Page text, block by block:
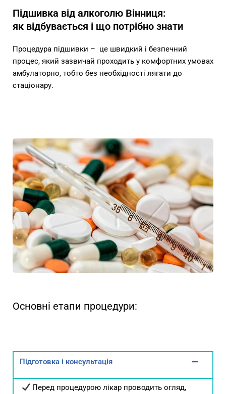
Підшивка від алкоголю Вінниця:
як відбувається і що потрібно знати
Процедура підшивки – це швидкий і безпечний
процес, який зазвичай проходить у комфортних умовах
амбулаторно, тобто без необхідності лягати до
стаціонару.
Основні етапи процедури:
Підготовка і консультація
Перед процедурою лікар проводить огляд,